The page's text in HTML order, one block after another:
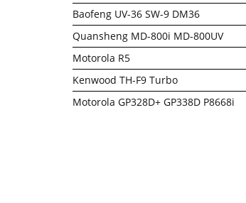
Baofeng UV-36 SW-9 DM36
Quansheng MD-800i MD-800UV
Motorola R5
Kenwood TH-F9 Turbo
Motorola GP328D+ GP338D P8668i